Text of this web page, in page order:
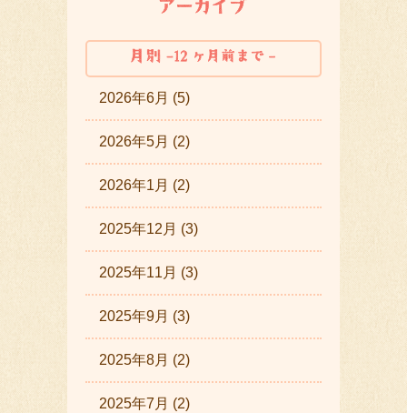
2026年6月 (5)
2026年5月 (2)
2026年1月 (2)
2025年12月 (3)
2025年11月 (3)
2025年9月 (3)
2025年8月 (2)
2025年7月 (2)